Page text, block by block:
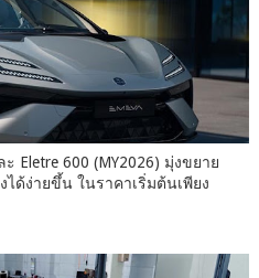
Eletre 600 (MY2026) มุ่งขยาย
ด้ง่ายขึ้น ในราคาเริ่มต้นเพียง